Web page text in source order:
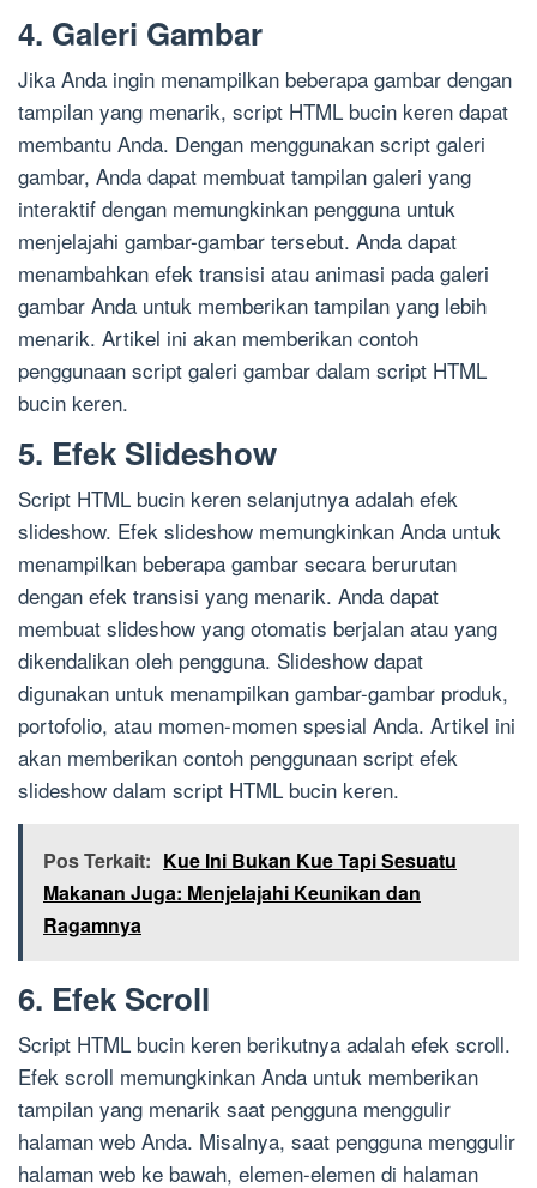
4. Galeri Gambar
Jika Anda ingin menampilkan beberapa gambar dengan
tampilan yang menarik, script HTML bucin keren dapat
membantu Anda. Dengan menggunakan script galeri
gambar, Anda dapat membuat tampilan galeri yang
interaktif dengan memungkinkan pengguna untuk
menjelajahi gambar-gambar tersebut. Anda dapat
menambahkan efek transisi atau animasi pada galeri
gambar Anda untuk memberikan tampilan yang lebih
menarik. Artikel ini akan memberikan contoh
penggunaan script galeri gambar dalam script HTML
bucin keren.
5. Efek Slideshow
Script HTML bucin keren selanjutnya adalah efek
slideshow. Efek slideshow memungkinkan Anda untuk
menampilkan beberapa gambar secara berurutan
dengan efek transisi yang menarik. Anda dapat
membuat slideshow yang otomatis berjalan atau yang
dikendalikan oleh pengguna. Slideshow dapat
digunakan untuk menampilkan gambar-gambar produk,
portofolio, atau momen-momen spesial Anda. Artikel ini
akan memberikan contoh penggunaan script efek
slideshow dalam script HTML bucin keren.
Pos Terkait: Kue Ini Bukan Kue Tapi Sesuatu
Makanan Juga: Menjelajahi Keunikan dan
Ragamnya
6. Efek Scroll
Script HTML bucin keren berikutnya adalah efek scroll.
Efek scroll memungkinkan Anda untuk memberikan
tampilan yang menarik saat pengguna menggulir
halaman web Anda. Misalnya, saat pengguna menggulir
halaman web ke bawah, elemen-elemen di halaman